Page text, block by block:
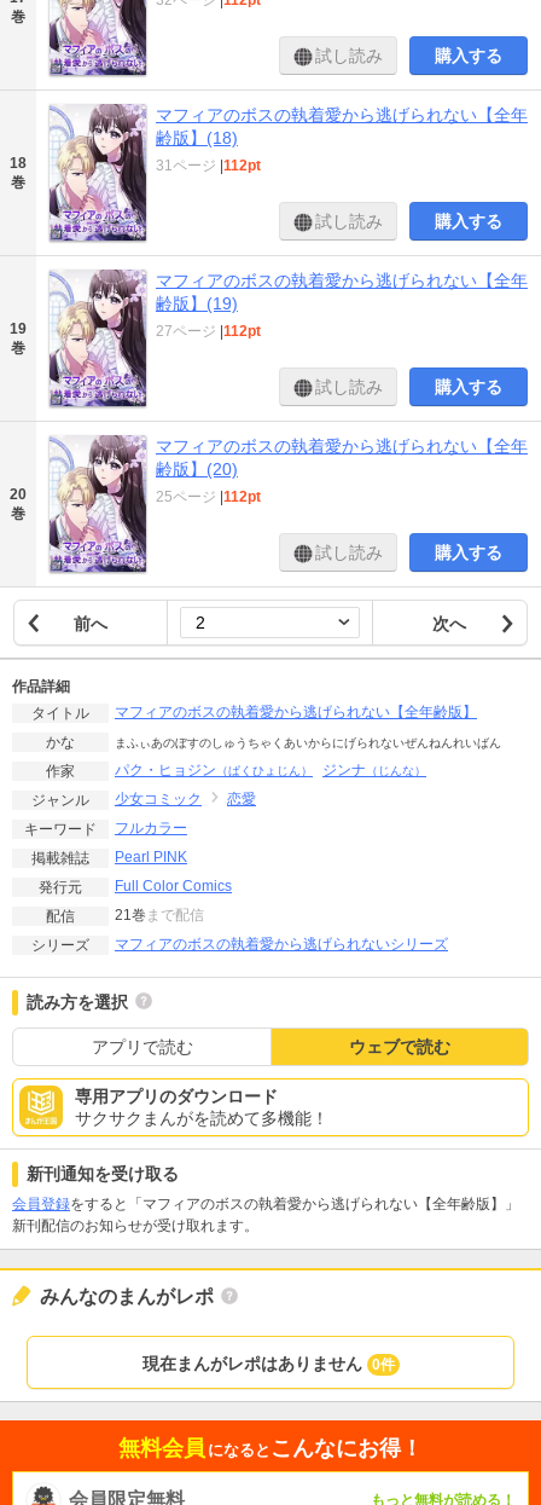
巻
試し読み 購入する
18
巻
マフィアのボスの執着愛から逃げられない【全年
齢版】(18)
31ページ |112pt
試し読み 購入する
19
巻
マフィアのボスの執着愛から逃げられない【全年
齢版】(19)
27ページ |112pt
試し読み 購入する
20
巻
マフィアのボスの執着愛から逃げられない【全年
齢版】(20)
25ページ |112pt
試し読み 購入する
前へ 次へ
作品詳細
タイトル
マフィアのボスの執着愛から逃げられない【全年齢版】
かな
まふぃあのぼすのしゅうちゃくあいからにげられないぜんねんれいばん
作家 パク・ヒョジン （ぱくひょじん） ジンナ （じんな）
ジャンル 少女コミック
恋愛
キーワード
フルカラー
掲載雑誌
Pearl PINK
発行元
Full Color Comics
配信
21巻 まで配信
シリーズ
マフィアのボスの執着愛から逃げられないシリーズ
読み方を選択
アプリで読む ウェブで読む
専用アプリのダウンロード
サクサクまんがを読めて多機能！
新刊通知を受け取る
会員登録をすると「マフィアのボスの執着愛から逃げられない【全年齢版】」
新刊配信のお知らせが受け取れます。
みんなのまんがレポ
現在まんがレポはありません 0件
無料会員 になると こんなにお得！
会員限定無料 もっと無料が読める！